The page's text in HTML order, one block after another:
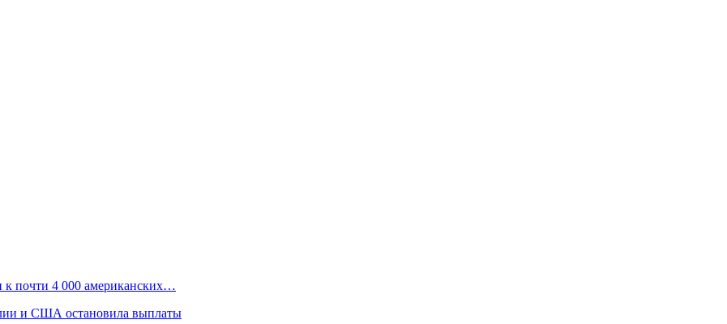
к почти 4 000 американских…
и США остановила выплаты